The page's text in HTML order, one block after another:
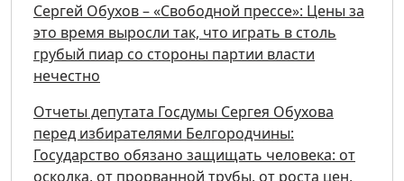
Сергей Обухов – «Свободной прессе»: Цены за
это время выросли так, что играть в столь
грубый пиар со стороны партии власти
нечестно
Отчеты депутата Госдумы Сергея Обухова
перед избирателями Белгородчины:
Государство обязано защищать человека: от
осколка, от прорванной трубы, от роста цен,